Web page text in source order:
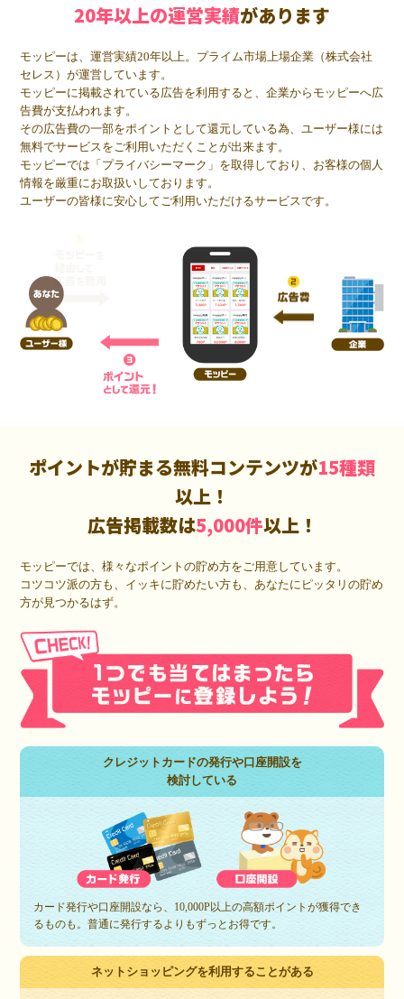
20年以上の運営実績があります
モッピーは、運営実績20年以上。プライム市場上場企業（株式会社
セレス）が運営しています。
モッピーに掲載されている広告を利用すると、企業からモッピーへ広
告費が支払われます。
その広告費の一部をポイントとして還元している為、ユーザー様には
無料でサービスをご利用いただくことが出来ます。
モッピーでは「プライバシーマーク」を取得しており、お客様の個人
情報を厳重にお取扱いしております。
ユーザーの皆様に安心してご利用いただけるサービスです。
ポイントが貯まる無料コンテンツが15種類
以上！
広告掲載数は5,000件以上！
モッピーでは、様々なポイントの貯め方をご用意しています。
コツコツ派の方も、イッキに貯めたい方も、あなたにピッタリの貯め
方が見つかるはず。
クレジットカードの発行や口座開設を
検討している
カード発行や口座開設なら、10,000P以上の高額ポイントが獲得でき
るものも。普通に発行するよりもずっとお得です。
ネットショッピングを利用することがある